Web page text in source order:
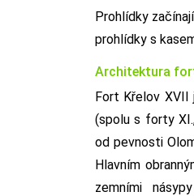
Prohlídky
prohlídky s
Architektura
Fort Křelov
(spolu s forty
od pevnosti
Hlavním
zemními